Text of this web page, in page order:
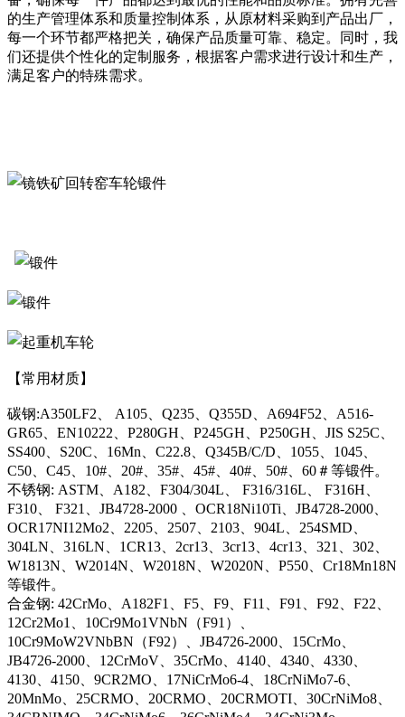
的生产管理体系和质量控制体系，从原材料采购到产品出厂，
每一个环节都严格把关，确保产品质量可靠、稳定。同时，我
们还提供个性化的定制服务，根据客户需求进行设计和生产，
满足客户的特殊需求。
【常用材质】
碳钢:A350LF2、 A105、Q235、Q355D、A694F52、A516-
GR65、EN10222、P280GH、P245GH、P250GH、JIS S25C、
SS400、S20C、16Mn、C22.8、Q345B/C/D、1055、1045、
C50、C45、10#、20#、35#、45#、40#、50#、60＃等锻件。
不锈钢: ASTM、A182、F304/304L、 F316/316L、 F316H、
F310、 F321、JB4728-2000 、OCR18Ni10Ti、JB4728-2000、
OCR17NI12Mo2、2205、2507、2103、904L、254SMD、
304LN、316LN、1CR13、2cr13、3cr13、4cr13、321、302、
W1813N、W2014N、W2018N、W2020N、P550、Cr18Mn18N
等锻件。
合金钢: 42CrMo、A182F1、F5、F9、F11、F91、F92、F22、
12Cr2Mo1、10Cr9Mo1VNbN（F91）、
10Cr9MoW2VNbBN（F92）、JB4726-2000、15CrMo、
JB4726-2000、12CrMoV、35CrMo、4140、4340、4330、
4130、4150、9CR2MO、17NiCrMo6-4、18CrNiMo7-6、
20MnMo、25CRMO、20CRMO、20CRMOTI、30CrNiMo8、